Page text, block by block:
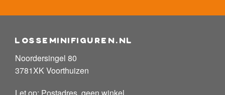
losseminifiguren.nl
Noordersingel 80
3781XK Voorthuizen